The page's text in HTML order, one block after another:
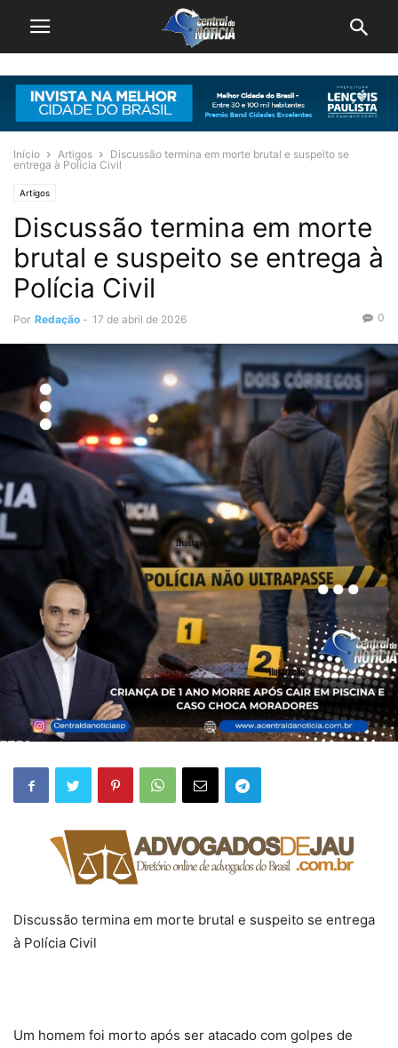
Início Artigos
Discussão termina em morte brutal e suspeito se
entrega à Polícia Civil
Artigos
Discussão termina em morte
brutal e suspeito se entrega à
Polícia Civil
Por Redação - 17 de abril de 2026 0
Discussão termina em morte brutal e suspeito se entrega
à Polícia Civil
Um homem foi morto após ser atacado com golpes de